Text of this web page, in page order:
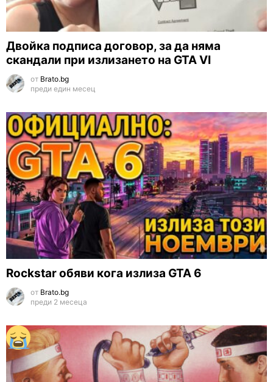
Двойка подписа договор, за да няма
скандали при излизането на GTA VI
от Brato.bg
преди един месец
Rockstar обяви кога излиза GTA 6
от Brato.bg
преди 2 месеца